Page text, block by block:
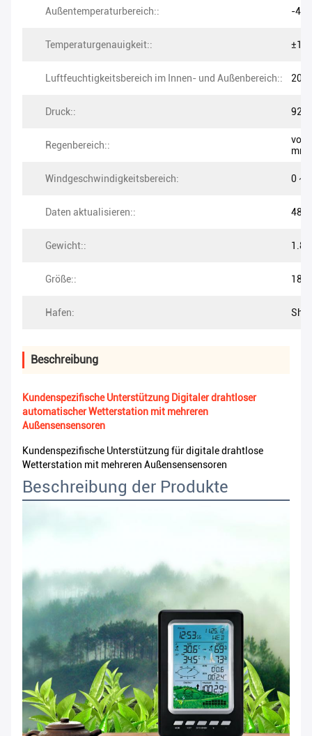
Außentemperaturbereich:: -40
Temperaturgenauigkeit::
Luftfeuchtigkeitsbereich im Innen- und Außenbereich:: 20%
Druck:: 920
Regenbereich::
von
mm
Windgeschwindigkeitsbereich: 0 ~
Daten aktualisieren:: 48er
Gewicht::
Größe::
Hafen:
Beschreibung
Kundenspezifische Unterstützung Digitaler drahtloser
automatischer Wetterstation mit mehreren
Außensensensoren
Kundenspezifische Unterstützung für digitale drahtlose
Wetterstation mit mehreren Außensensensoren
Beschreibung der Produkte